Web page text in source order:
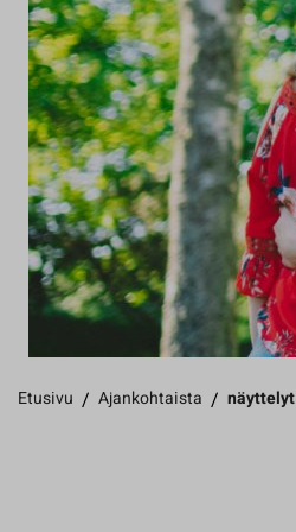
Etusivu / Ajankohtaista / näyttelyt